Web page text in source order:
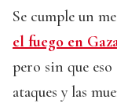
Se cumple un
el fuego en
pero sin que
ataques y las